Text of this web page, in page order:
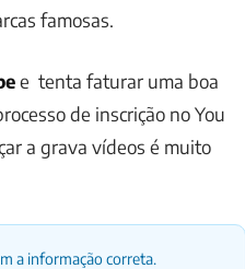
famosas.
e tenta faturar uma boa
de inscrição no You
a grava vídeos é muito
a informação correta.